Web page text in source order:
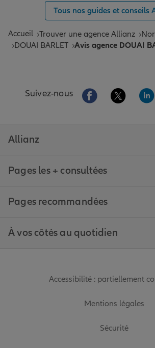
Tous nos guides et conseils
Accueil Trouver une agence Allianz
DOUAI BARLET Avis agence DOUAI
Suivez-nous Aller sur la page
Aller sur
Allianz
Pages les + consultées
Pages recommandées
À vos côtés au quotidien
Accessibilité : partiellement
Mentions légales
Sécurité